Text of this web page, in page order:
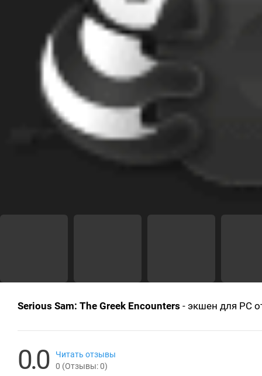
Serious Sam: The Greek Encounters - экшен для PC
0.0
Читать отзывы
0 (Отзывы:0)